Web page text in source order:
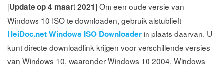
[Update op 4 maart 2021] Om een oude versie van
Windows 10 ISO te downloaden, gebruik alstublieft
HeiDoc.net Windows ISO Downloader in plaats daarvan. U
kunt directe downloadlink krijgen voor verschillende versies
van Windows 10, waaronder Windows 10 2004, Windows